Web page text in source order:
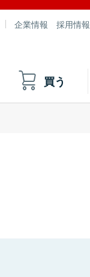
企業情報 採用情報
買う